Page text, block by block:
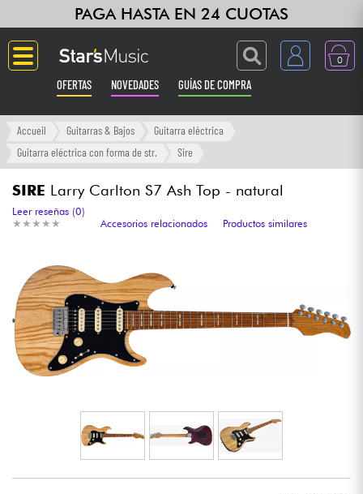
PAGA HASTA EN 24 CUOTAS
0
OFERTAS NOVEDADES GUÍAS DE COMPRA
Langue
Ampli & Efectos
Sintetizadores & samplers
Grabación
Auriculares
Micros
Accueil Guitarras & Bajos
Guitarra eléctrica
Guitarra eléctrica con forma de str.
Sire
SIRE Larry Carlton S7 Ash Top - natural
★ ★ ★ ★ ★
★ ★ ★ ★ ★
Leer reseñas (0)
Accesorios relacionados
Productos similares